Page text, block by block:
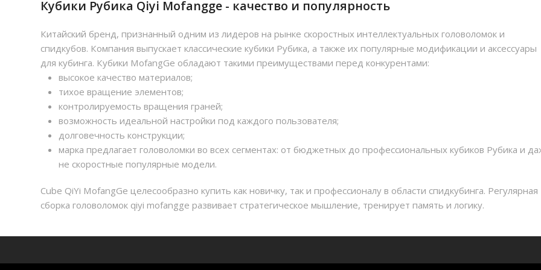
Кубики Рубика Qiyi Mofangge - качество и популярность
Китайский бренд, признанный одним из лидеров на рынке скоростных интеллектуальных головоломок и
спидкубов. Компания выпускает классические кубики Рубика, а также их популярные модификации и аксессуары
для кубинга. Кубики MofangGe обладают такими преимуществами перед конкурентами:
высокое качество материалов;
тихое вращение элементов;
контролируемость вращения граней;
возможность идеальной настройки под каждого пользователя;
долговечность конструкции;
марка предлагает головоломки во всех сегментах: от бюджетных до профессиональных кубиков Рубика и
не скоростные популярные модели.
Cube QiYi MofangGe целесообразно купить как новичку, так и профессионалу в области спидкубинга. Регулярная
сборка головоломок qiyi mofangge развивает стратегическое мышление, тренирует память и логику.